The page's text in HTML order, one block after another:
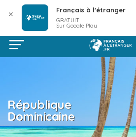
République
Dominicaine
✕ Français à l'étranger
GRATUIT
Sur Google Play